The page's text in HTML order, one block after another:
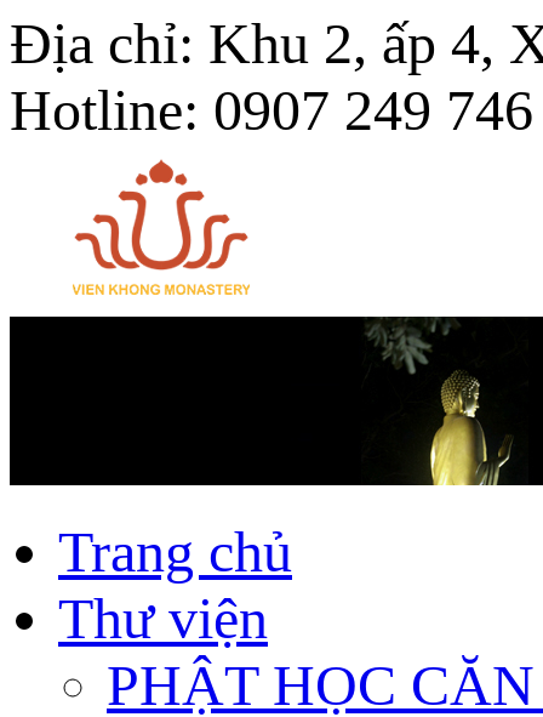
Địa chỉ: Khu 2, ấp 4,
Hotline: 0907 249 746
Trang chủ
Thư viện
PHẬT HỌC